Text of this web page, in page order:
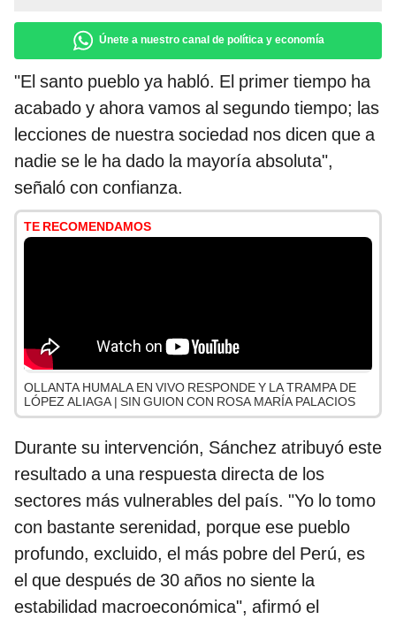
Únete a nuestro canal de política y economía
"El santo pueblo ya habló. El primer tiempo ha
acabado y ahora vamos al segundo tiempo; las
lecciones de nuestra sociedad nos dicen que a
nadie se le ha dado la mayoría absoluta",
señaló con confianza.
TE RECOMENDAMOS
OLLANTA HUMALA EN VIVO RESPONDE Y LA TRAMPA DE
LÓPEZ ALIAGA | SIN GUION CON ROSA MARÍA PALACIOS
Durante su intervención, Sánchez atribuyó este
resultado a una respuesta directa de los
sectores más vulnerables del país. "Yo lo tomo
con bastante serenidad, porque ese pueblo
profundo, excluido, el más pobre del Perú, es
el que después de 30 años no siente la
estabilidad macroeconómica", afirmó el